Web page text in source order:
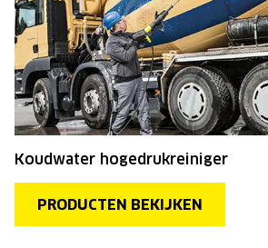
Koudwater hogedrukreiniger
PRODUCTEN BEKIJKEN